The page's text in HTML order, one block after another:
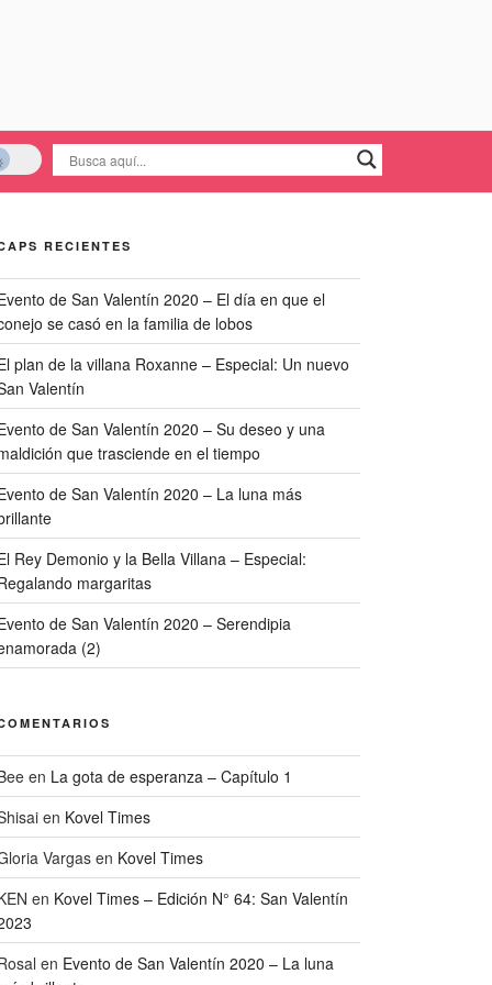
RECIENTES
de San Valentín 2020 – El día en que el
se casó en la familia de lobos
plan de la villana Roxanne – Especial: Un nuevo
Valentín
de San Valentín 2020 – Su deseo y una
que trasciende en el tiempo
de San Valentín 2020 – La luna más
Rey Demonio y la Bella Villana – Especial:
margaritas
de San Valentín 2020 – Serendipia
(2)
en La gota de esperanza – Capítulo 1
en Kovel Times
Vargasen Kovel Times
en Kovel Times – Edición N° 64: San Valentín
en Evento de San Valentín 2020 – La luna